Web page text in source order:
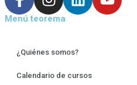
Menú teorema
¿Quiénes somos?
Calendario de cursos